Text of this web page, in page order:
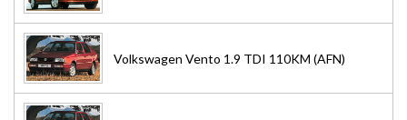
Volkswagen Vento 1.9 TDI 110KM (AFN)